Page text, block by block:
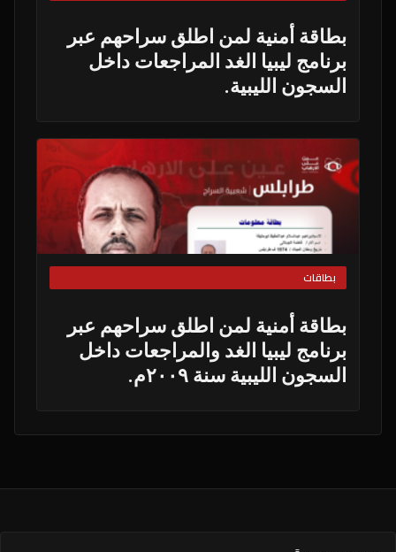
بطاقة أمنية لمن اطلق سراحهم عبر
برنامج ليبيا الغد المراجعات داخل
السجون الليبية.
بطاقات
بطاقة أمنية لمن اطلق سراحهم عبر
برنامج ليبيا الغد والمراجعات داخل
السجون الليبية سنة ٢٠٠٩م.